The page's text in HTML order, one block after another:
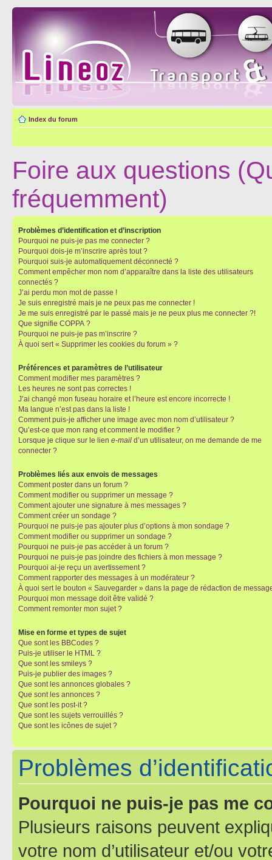
Index du forum
Foire aux questions
fréquemment)
Problèmes d’identification et d’inscription
Pourquoi ne puis-je pas me connecter ?
Pourquoi dois-je m’inscrire après tout ?
Pourquoi suis-je automatiquement déconnecté ?
Comment empêcher mon nom d’apparaître dans la liste des utilisateurs
connectés ?
J’ai perdu mon mot de passe !
Je suis enregistré mais je ne peux pas me connecter !
Je me suis enregistré par le passé mais je ne peux plus me connecter ?!
Que signifie COPPA ?
Pourquoi ne puis-je pas m’inscrire ?
À quoi sert « Supprimer les cookies du forum » ?
Préférences et paramètres de l’utilisateur
Comment modifier mes paramètres ?
Les heures ne sont pas correctes !
J’ai changé mon fuseau horaire et l’heure est encore incorrecte !
Ma langue n’est pas dans la liste !
Comment puis-je afficher une image avec mon nom d’utilisateur ?
Qu’est-ce que mon rang et comment le modifier ?
Lorsque je clique sur le lien e-mail d’un utilisateur, on me demande de me
connecter ?
Problèmes liés aux envois de messages
Comment poster dans un forum ?
Comment modifier ou supprimer un message ?
Comment ajouter une signature à mes messages ?
Comment créer un sondage ?
Pourquoi ne puis-je pas ajouter plus d’options à mon sondage ?
Comment modifier ou supprimer un sondage ?
Pourquoi ne puis-je pas accéder à un forum ?
Pourquoi ne puis-je pas joindre des fichiers à mon message ?
Pourquoi ai-je reçu un avertissement ?
Comment rapporter des messages à un modérateur ?
À quoi sert le bouton « Sauvegarder » dans la page de rédaction de
Pourquoi mon message doit être validé ?
Comment remonter mon sujet ?
Mise en forme et types de sujet
Que sont les BBCodes ?
Puis-je utiliser le HTML ?
Que sont les smileys ?
Puis-je publier des images ?
Que sont les annonces globales ?
Que sont les annonces ?
Que sont les post-it ?
Que sont les sujets verrouillés ?
Que sont les icônes de sujet ?
Problèmes
Pourquoi ne puis-je pas me
Plusieurs raisons peuvent
votre nom d’utilisateur et/ou